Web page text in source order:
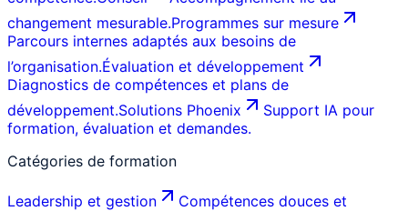
changement mesurable.Programmes sur mesure
Parcours internes adaptés aux besoins de
l’organisation.Évaluation et développement
Diagnostics de compétences et plans de
développement.Solutions Phoenix
Support IA pour
formation, évaluation et demandes.
Catégories de formation
Leadership et gestion
Compétences douces et